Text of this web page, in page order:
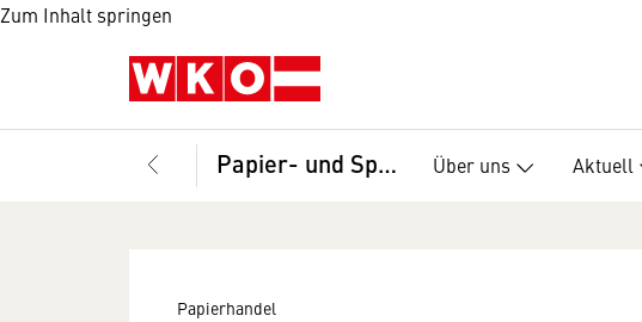
Zum Inhalt springen
Papier- und Spielwarenhandel, Bundesgremium Über uns Aktuell
Papierhandel